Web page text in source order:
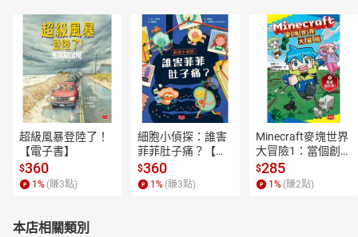
超級風暴登陸了！
【電子書】
$360
1 % (賺3點)
細胞小偵探：誰害
菲菲肚子痛？【電
子書】
$360
1 % (賺3點)
Minecraft麥塊世界
大冒險1：當個創世
神！【電子書】
$285
1 % (賺2點)
本店相關類別